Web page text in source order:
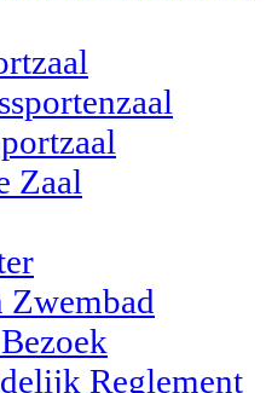
Zaal
Zwembad
Reglement